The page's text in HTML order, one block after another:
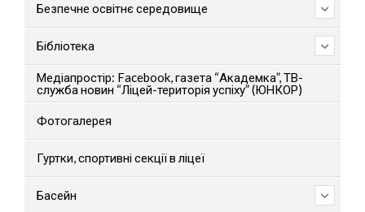
Безпечне освітнє середовище
Бібліотека
Медіапростір: Facebook, газета “Академка”, ТВ-
служба новин “Ліцей-територія успіху” (ЮНКОР)
Фотогалерея
Гуртки, спортивні секції в ліцеї
Басейн